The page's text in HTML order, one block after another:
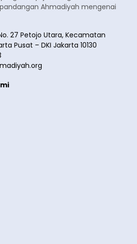
Ahmadiyah mengenai
27 Petojo Utara, Kecamatan
Pusat – DKI Jakarta 10130